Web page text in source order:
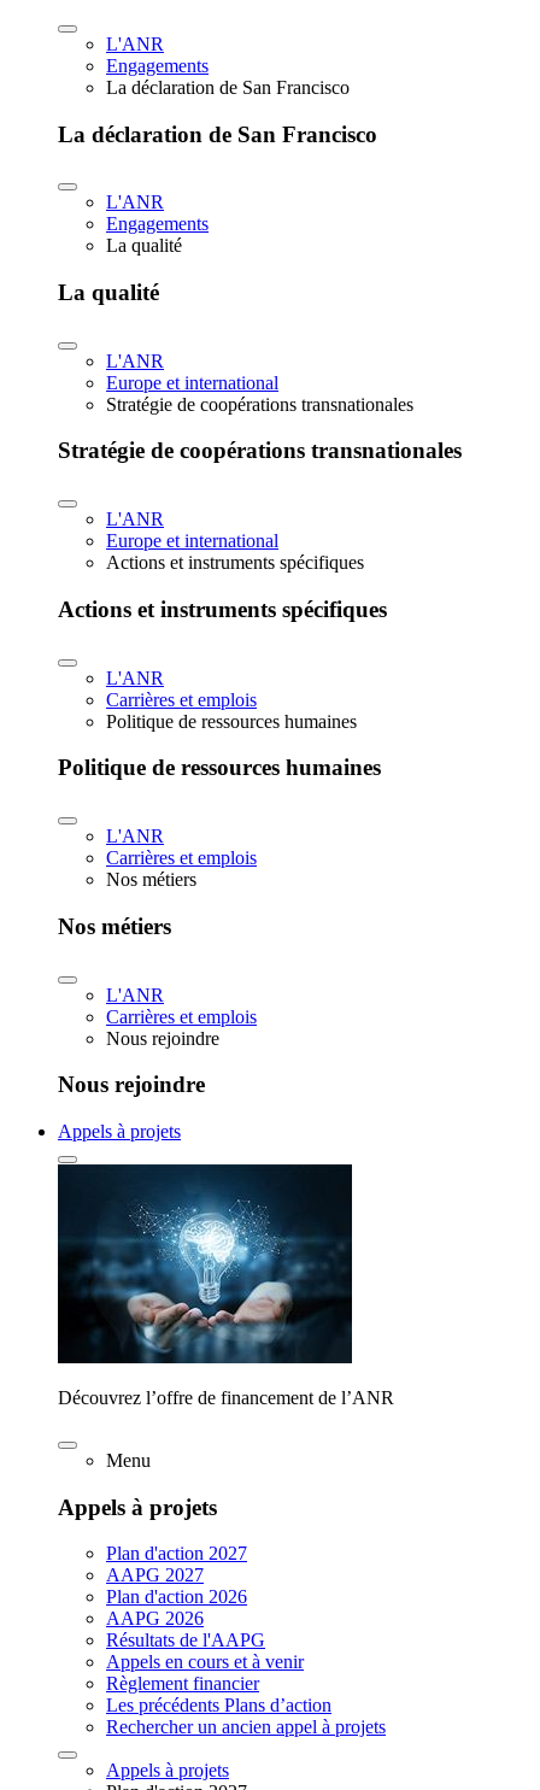
L'ANR
Engagements
La déclaration de San Francisco
La déclaration de San Francisco
L'ANR
Engagements
La qualité
La qualité
L'ANR
Europe et international
Stratégie de coopérations transnationales
Stratégie de coopérations transnationales
L'ANR
Europe et international
Actions et instruments spécifiques
Actions et instruments spécifiques
L'ANR
Carrières et emplois
Politique de ressources humaines
Politique de ressources humaines
L'ANR
Carrières et emplois
Nos métiers
Nos métiers
L'ANR
Carrières et emplois
Nous rejoindre
Nous rejoindre
Appels à projets
Découvrez l’offre de financement de l’ANR
Menu
Appels à projets
Plan d'action 2027
AAPG 2027
Plan d'action 2026
AAPG 2026
Résultats de l'AAPG
Appels en cours et à venir
Règlement financier
Les précédents Plans d’action
Rechercher un ancien appel à projets
Appels à projets